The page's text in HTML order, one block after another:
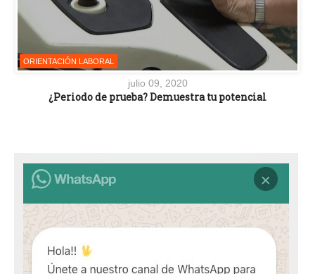
ORIENTACIÓN LABORAL
julio 09, 2020
¿Periodo de prueba? Demuestra tu potencial